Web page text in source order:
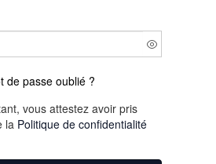
de passe oublié ?
vous attestez avoir pris
la Politique de confidentialité